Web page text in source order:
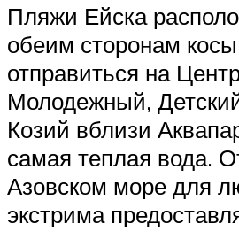
Пляжи Ейска
обеим сторонам
отправиться на
Молодежный,
Козий вблизи
самая теплая вода.
Азовском море для
экстрима